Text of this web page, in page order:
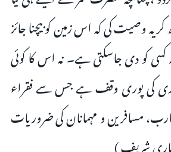
کر یہ وصیت کی کہ اس زمین کو بیچنا جائز
کسی کو دی جاسکتی ہے۔ نہ اس کا کوئی
کی پوری وقف ہے جس سے فقراء
مسافرین و مہمانان کی ضروریات
شریف )